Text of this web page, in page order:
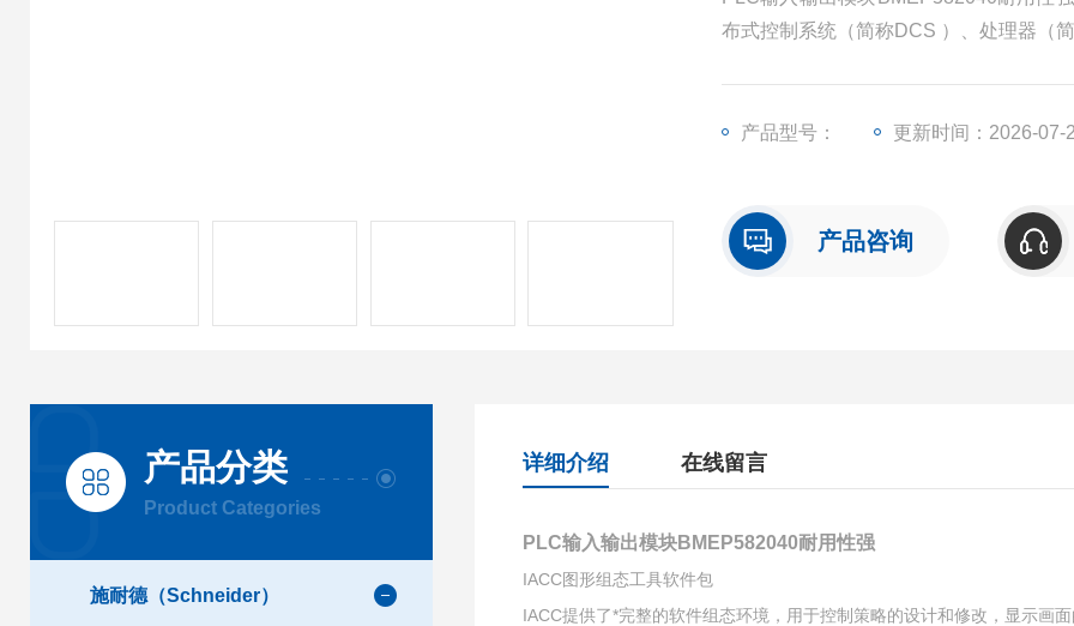
布式控制系统（简称DCS ）、处理器（
产品型号： 更新时间：2026-07-
产品咨询
产品分类
Product Categories
施耐德（Schneider）
详细介绍 在线留言
PLC输入输出模块BMEP582040耐用性强
IACC图形组态工具软件包
IACC提供了*完整的软件组态环境，用于控制策略的设计和修改，显示画